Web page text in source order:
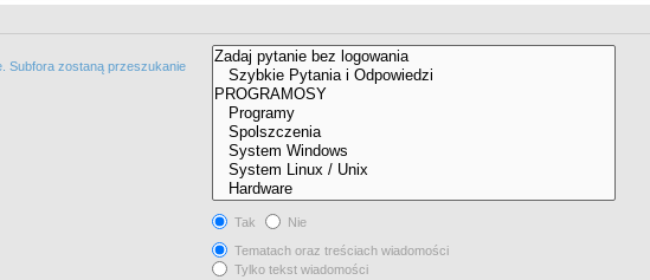
Subfora zostaną przeszukanie
Tak
Nie
Tematach oraz treściach wiadomości
Tylko tekst wiadomości